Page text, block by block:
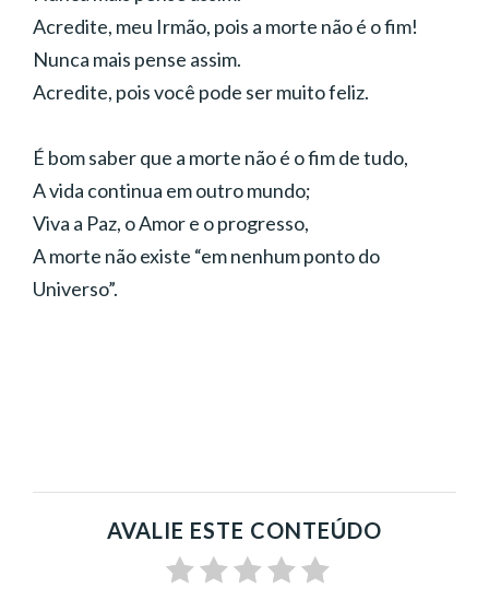
Acredite, meu Irmão, pois a morte não é o fim!
Nunca mais pense assim.
Acredite, pois você pode ser muito feliz.
É bom saber que a morte não é o fim de tudo,
A vida continua em outro mundo;
Viva a Paz, o Amor e o progresso,
A morte não existe “em nenhum ponto do
Universo”.
AVALIE ESTE CONTEÚDO